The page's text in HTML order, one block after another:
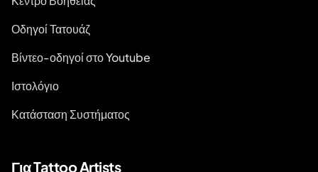
Οδηγοί Τατουάζ
Βίντεο-οδηγοί στο Youtube
Ιστολόγιο
Κατάσταση Συστήματος
Για Tattoo Artists